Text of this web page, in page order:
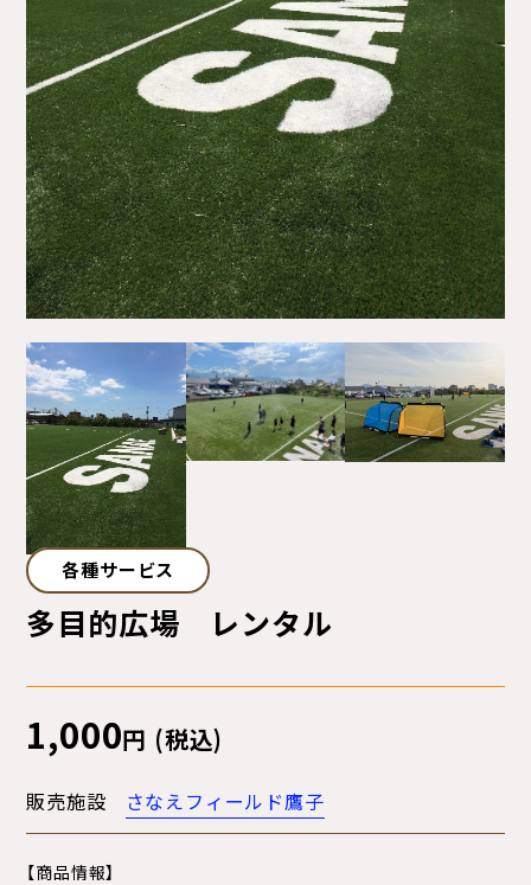
各種サービス
多目的広場 レンタル
1,000円 (税込)
販売施設 さなえフィールド鷹子
【商品情報】